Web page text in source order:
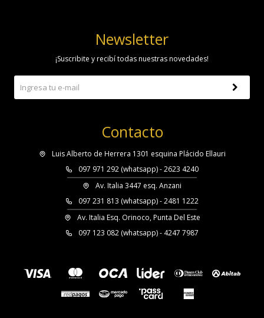
Contacto
Luis Alberto de Herrera 1301 esquina Plácido Ellauri
097 971 292 (whatsapp) - 2623 4240
Av. Italia 3447 esq. Anzani
097 231 813 (whatsapp) - 2481 1222
Av. Italia Esq. Orinoco, Punta Del Este
097 123 082 (whatsapp) - 4247 7987
Newsletter
¡Suscribite y recibí todas nuestras novedades!